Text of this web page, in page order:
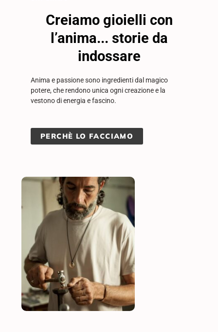
Creiamo gioielli con
l’anima... storie da
indossare
Anima e passione sono ingredienti dal magico
potere,che rendono unica ogni creazione e la
vestono di energia e fascino.
PERCHÈ LO FACCIAMO